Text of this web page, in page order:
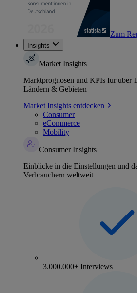
Zum
Insights
Market Insights
Marktprognosen und KPIs für über
Ländern & Gebieten
Market Insights entdecken
Consumer
eCommerce
Mobility
Consumer Insights
Einblicke in die Einstellungen und
Verbrauchern weltweit
3.000.000+ Interviews